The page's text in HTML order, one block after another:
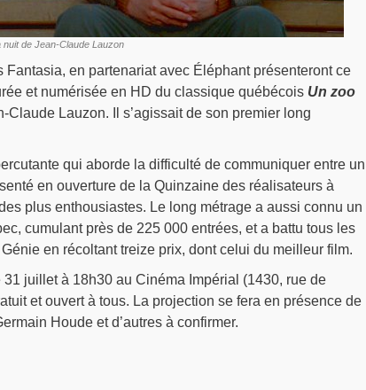
de Jean-Claude Lauzon
Fantasia, en partenariat avec Éléphant présenteront ce
et numérisée en HD du classique québécois Un zoo
Claude Lauzon. Il s’agissait de son premier long
qui aborde la difficulté de communiquer entre un
en ouverture de la Quinzaine des réalisateurs à
plus enthousiastes. Le long métrage a aussi connu un
cumulant près de 225 000 entrées, et a battu tous les
en récoltant treize prix, dont celui du meilleur film.
juillet à 18h30 au Cinéma Impérial (1430, rue de
et ouvert à tous. La projection se fera en présence de
Houde et d’autres à confirmer.